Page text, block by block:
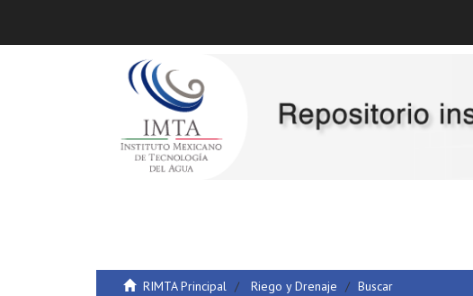
RIMTA Principal Riego y Drenaje Buscar